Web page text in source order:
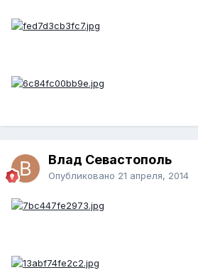
Влад Севастополь
Опубликовано 21 апреля, 2014